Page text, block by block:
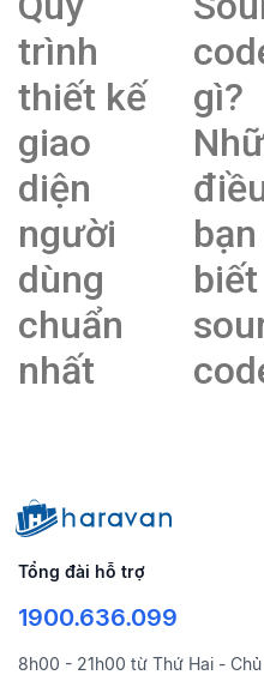
trình
thiết kế
giao
diện
người
dùng
chuẩn
nhất
gì?
Tổng đài hỗ trợ
1900.636.099
8h00 - 21h00 từ Thứ Hai -